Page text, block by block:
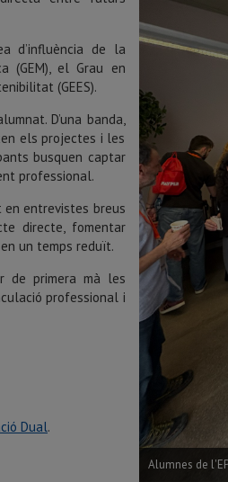
Alumnes de
d’influència de la
(GEM), el Grau en
(GEES).
D’una banda,
els projectes i les
busquen captar
professional.
en entrevistes breus
directe, fomentar
un temps reduït.
de primera mà les
professional i
Dual.